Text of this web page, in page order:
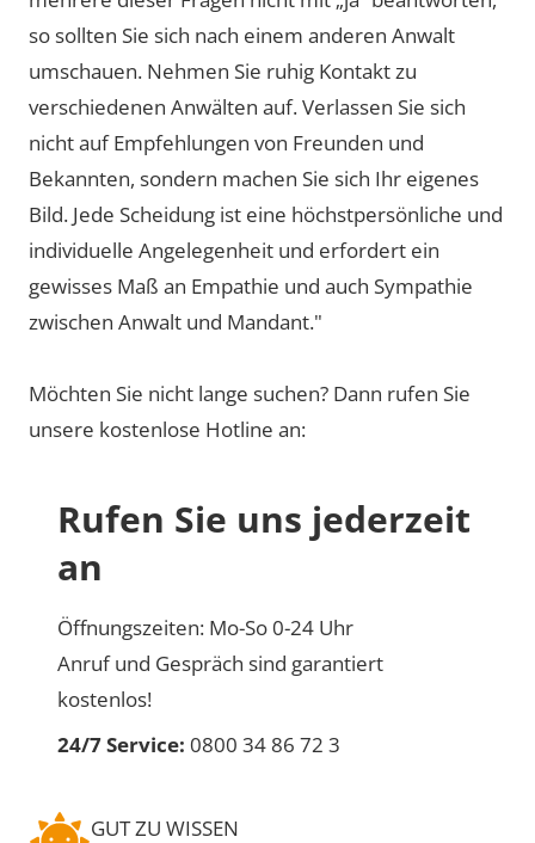
so sollten Sie sich nach einem anderen Anwalt
umschauen. Nehmen Sie ruhig Kontakt zu
verschiedenen Anwälten auf. Verlassen Sie sich
nicht auf Empfehlungen von Freunden und
Bekannten, sondern machen Sie sich Ihr eigenes
Bild. Jede Scheidung ist eine höchstpersönliche und
individuelle Angelegenheit und erfordert ein
gewisses Maß an Empathie und auch Sympathie
zwischen Anwalt und Mandant."
Möchten Sie nicht lange suchen? Dann rufen Sie
unsere kostenlose Hotline an:
Rufen Sie uns jederzeit
an
Öffnungszeiten: Mo-So 0-24 Uhr
Anruf und Gespräch sind garantiert
kostenlos!
24/7 Service: 0800 34 86 72 3
GUT ZU WISSEN